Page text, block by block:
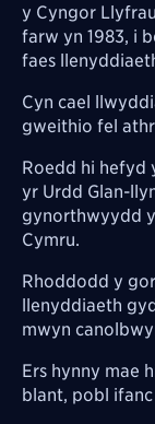
y Cyngor
farw yn 1983, i
faes
Cyn cael
gweithio fel
Roedd hi hefyd
yr Urdd Glan-
gynorthwyydd
Cymru.
Rhoddodd y
llenyddiaeth
mwyn
Ers hynny mae
blant, pobl